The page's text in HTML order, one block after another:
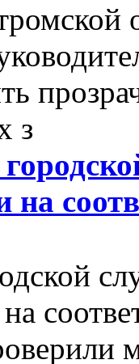
з
на
на